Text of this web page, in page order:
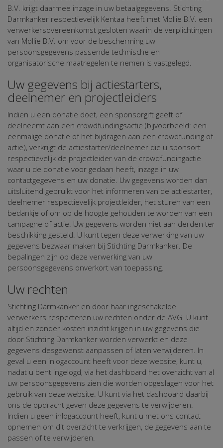
B.V. krijgt daarmee inzage in uw betaalgegevens. Stichting
Darmkanker respectievelijk Kentaa heeft met Mollie B.V. een
verwerkersovereenkomst gesloten waarin de verplichtingen
van Mollie B.V. om voor de bescherming uw
persoonsgegevens passende technische en
organisatorische maatregelen te nemen is vastgelegd.
Uw gegevens bij actiestarters,
deelnemer en projectleiders
Indien u een donatie doet, een sponsorgift geeft of
deelneemt aan een crowdfundingsactie (bijvoorbeeld: een
eenmalige donatie of het bijdragen aan een crowdfunding of
actie), verkrijgt de actiestarter/deelnemer die u sponsort
respectievelijk de projectleider van de crowdfundingactie
waar u de donatie voor gedaan heeft, inzage in uw
contactgegevens en uw donatie. Uw gegevens worden dan
uitsluitend gebruikt voor het informeren van de actiestarter,
deelnemer respectievelijk projectleider, het sturen van een
bedankje of om op de hoogte gehouden te worden van een
campagne of actie. Uw gegevens worden niet aan derden ter
beschikking gesteld. U kunt tegen deze verwerking van uw
gegevens bezwaar maken bij Stichting Darmkanker. De
bepalingen zijn op deze verwerking van uw
persoonsgegevens onverkort van toepassing.
Uw rechten
Stichting Darmkanker en door haar ingeschakelde
verwerkers respecteren uw rechten onder de AVG. U kunt
altijd en zonder kosten inzicht krijgen in uw gegevens die
door Stichting Darmkanker worden verwerkt en deze
gegevens desgewenst aanpassen of laten verwijderen. In
geval u een inlogaccount heeft voor deze website, kunt u,
nadat u bent ingelogd, via het dashboard het overzicht van al
uw persoonsgegevens zien die worden opgeslagen voor het
gebruik van deze website. U kunt via het dashboard daarbij
ons de opdracht geven deze gegevens te verwijderen.
Indien u geen inlogaccount heeft, kunt u met ons contact
opnemen om dit overzicht te verkrijgen, de gegevens aan te
passen of te verwijderen.